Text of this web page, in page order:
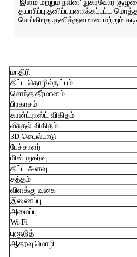
'இளம் மற்றும் நவீன' நுகர்வோர்
தயாரிப்பு.தனிப்பயனாக்கப்பட்ட
செய்கிறது.தனித்துவமான மற்றும்
மாதிரி
திட்ட தொழில்நுட்பம்
சொந்த தீர்மானம்
பிரகாசம்
கான்ட்ராஸ்ட் விகிதம்
வீசுதல் விகிதம்
3D செயல்பாடு
பேச்சாளர்
மின் நுகர்வு
திட்ட அளவு
சத்தம்
விளக்கு வகை
இணைப்பு
அமைப்பு
Wi-Fi
புளூடூத்
ஆதரவு மொழி